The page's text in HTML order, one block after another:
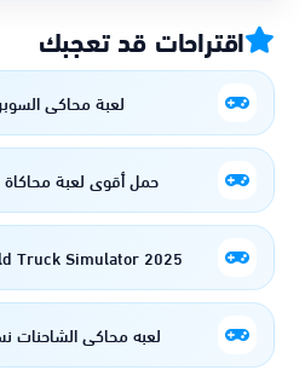
اقتراحات قد تعجبك
لعبة محاكي
حمل أقوى لعبة
Truck Simulator 2025
لعبه محاكي الشاحنات